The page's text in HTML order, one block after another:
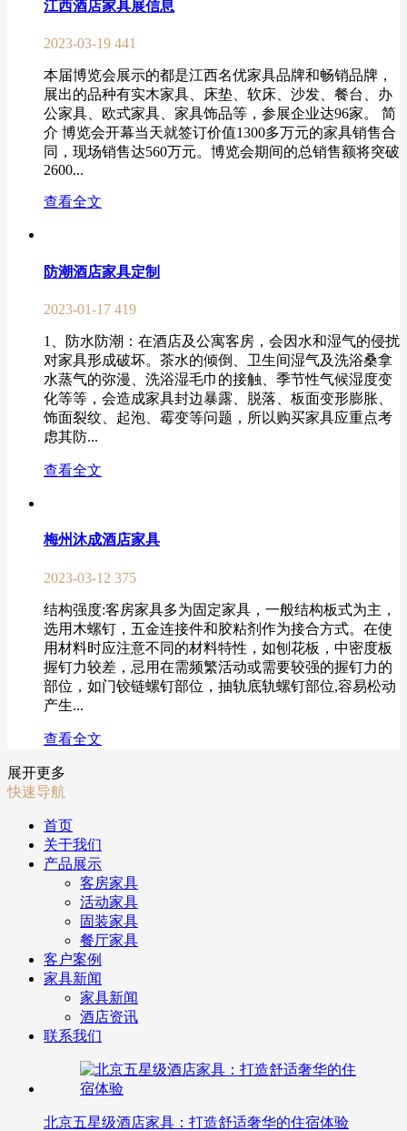
江西酒店家具展信息
2023-03-19 441
本届博览会展示的都是江西名优家具品牌和畅销品牌，
展出的品种有实木家具、床垫、软床、沙发、餐台、办
公家具、欧式家具、家具饰品等，参展企业达96家。 简
介 博览会开幕当天就签订价值1300多万元的家具销售合
同，现场销售达560万元。博览会期间的总销售额将突破
2600...
查看全文
防潮酒店家具定制
2023-01-17 419
1、防水防潮：在酒店及公寓客房，会因水和湿气的侵扰
对家具形成破坏。茶水的倾倒、卫生间湿气及洗浴桑拿
水蒸气的弥漫、洗浴湿毛巾的接触、季节性气候湿度变
化等等，会造成家具封边暴露、脱落、板面变形膨胀、
饰面裂纹、起泡、霉变等问题，所以购买家具应重点考
虑其防...
查看全文
梅州沐成酒店家具
2023-03-12 375
结构强度:客房家具多为固定家具，一般结构板式为主，
选用木螺钉，五金连接件和胶粘剂作为接合方式。在使
用材料时应注意不同的材料特性，如刨花板，中密度板
握钉力较差，忌用在需频繁活动或需要较强的握钉力的
部位，如门铰链螺钉部位，抽轨底轨螺钉部位,容易松动
产生...
查看全文
展开更多
快速导航
首页
关于我们
产品展示
客房家具
活动家具
固装家具
餐厅家具
客户案例
家具新闻
家具新闻
酒店资讯
联系我们
北京五星级酒店家具：打造舒适奢华的住宿体验